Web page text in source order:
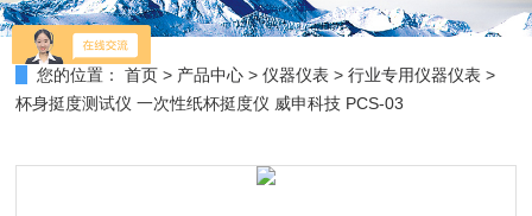
您的位置： 首页 > 产品中心 >仪器仪表 >行业专用仪器仪表 >
杯身挺度测试仪 一次性纸杯挺度仪 威申科技 PCS-03